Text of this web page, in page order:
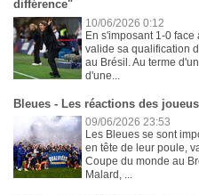
différence"
10/06/2026 0:12
En s'imposant 1-0
valide sa qualification
au Brésil. Au terme
d'une...
Bleues - Les réactions des
09/06/2026 23:53
Les Bleues se sont
en tête de leur poule,
Coupe du monde au
Malard, ...